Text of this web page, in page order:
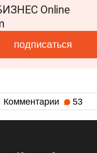
Online
подписаться
Комментарии 53